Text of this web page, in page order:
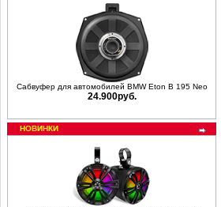
Сабвуфер для автомобилей BMW Eton B 195 Neo
24.900руб.
НОВИНКИ